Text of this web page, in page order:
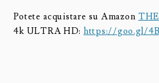
Potete acquistare su Amazon
4k ULTRA HD: https://goo.gl/